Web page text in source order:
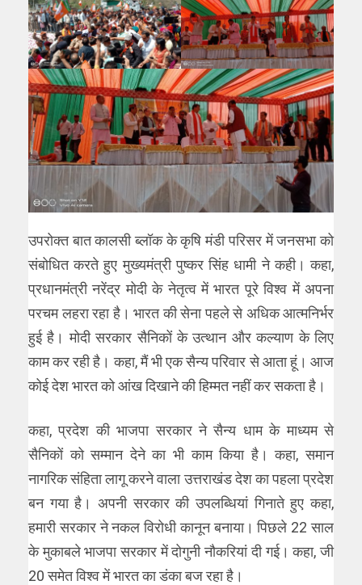
उपरोक्त बात कालसी ब्लॉक के कृषि मंडी परिसर में जनसभा को
संबोधित करते हुए मुख्यमंत्री पुष्कर सिंह धामी ने कही। कहा,
प्रधानमंत्री नरेंद्र मोदी के नेतृत्व में भारत पूरे विश्व में अपना
परचम लहरा रहा है। भारत की सेना पहले से अधिक आत्मनिर्भर
हुई है। मोदी सरकार सैनिकों के उत्थान और कल्याण के लिए
काम कर रही है। कहा, मैं भी एक सैन्य परिवार से आता हूं। आज
कोई देश भारत को आंख दिखाने की हिम्मत नहीं कर सकता है।
कहा, प्रदेश की भाजपा सरकार ने सैन्य धाम के माध्यम से
सैनिकों को सम्मान देने का भी काम किया है। कहा, समान
नागरिक संहिता लागू करने वाला उत्तराखंड देश का पहला प्रदेश
बन गया है। अपनी सरकार की उपलब्धियां गिनाते हुए कहा,
हमारी सरकार ने नकल विरोधी कानून बनाया। पिछले 22 साल
के मुकाबले भाजपा सरकार में दोगुनी नौकरियां दी गई। कहा, जी
20 समेत विश्व में भारत का डंका बज रहा है।